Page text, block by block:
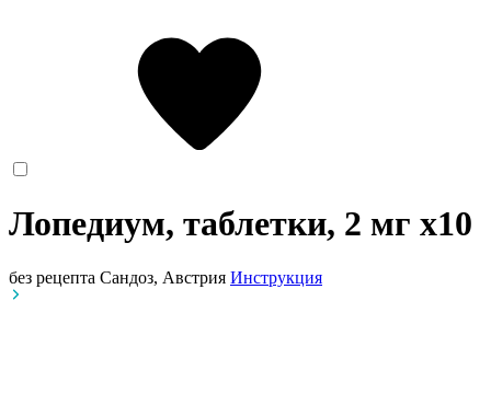
Лопедиум, таблетки, 2 мг x10
без рецепта Сандоз, Австрия Инструкция